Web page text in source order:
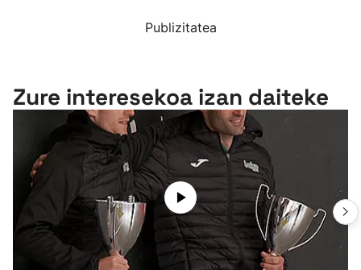
Publizitatea
Zure interesekoa izan daiteke